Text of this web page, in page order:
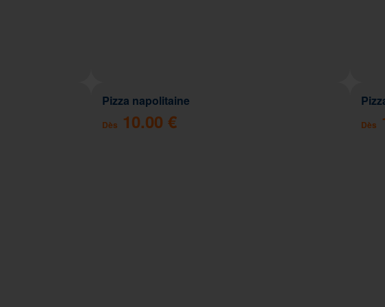
Pizza napolitaine
Dès 10.00 € Dès